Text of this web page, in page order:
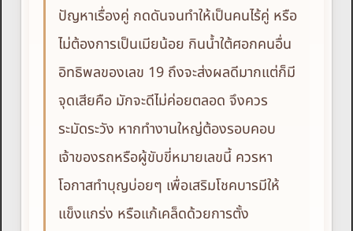
ปัญหาเรื่องคู่ กดดันจนทำให้เป็นคนไร้คู่ หรือ
ไม่ต้องการเป็นเมียน้อย กินน้ำใต้ศอกคนอื่น
อิทธิพลของเลข 19 ถึงจะส่งผลดีมากแต่ก็มี
จุดเสียคือ มักจะดีไม่ค่อยตลอด จึงควร
ระมัดระวัง หากทำงานใหญ่ต้องรอบคอบ
เจ้าของรถหรือผู้ขับขี่หมายเลขนี้ ควรหา
โอกาสทำบุญบ่อยๆ เพื่อเสริมโชคบารมีให้
แข็งแกร่ง หรือแก้เคล็ดด้วยการตั้ง